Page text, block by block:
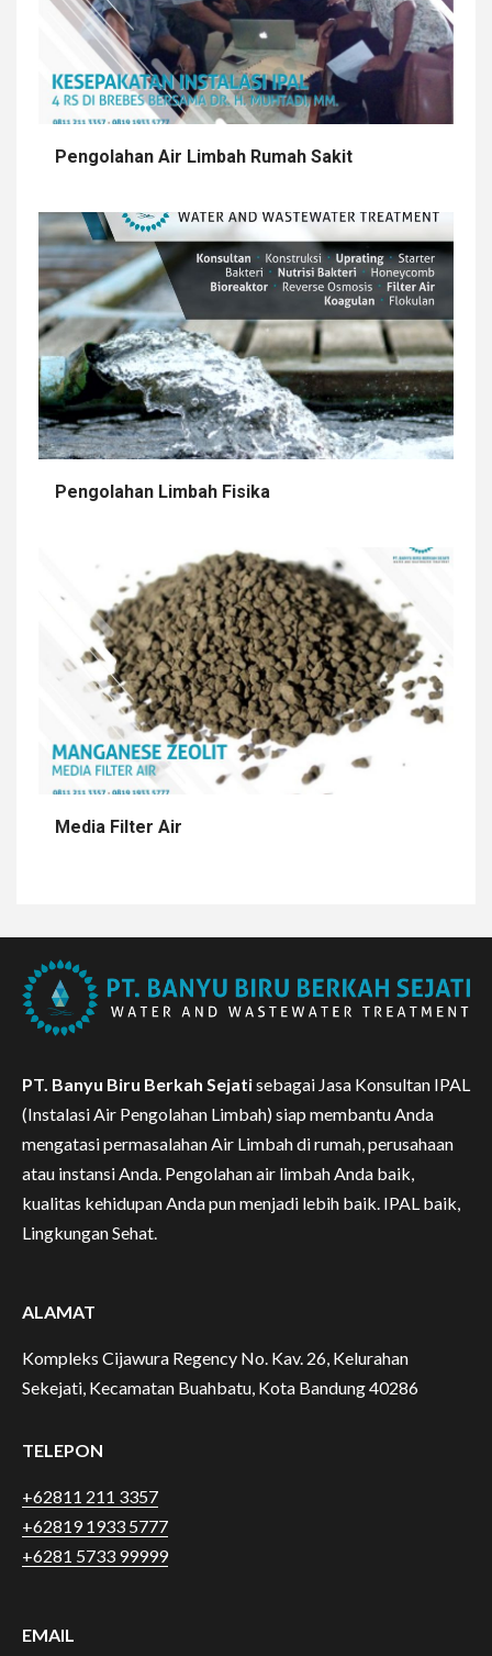
Pengolahan Air Limbah Rumah Sakit
Pengolahan Limbah Fisika
Media Filter Air
PT. Banyu Biru Berkah Sejatisebagai Jasa Konsultan IPAL
(Instalasi Air Pengolahan Limbah) siap membantu Anda
mengatasi permasalahan Air Limbah di rumah, perusahaan
atau instansi Anda. Pengolahan air limbah Anda baik,
kualitas kehidupan Anda pun menjadi lebih baik. IPAL baik,
Lingkungan Sehat.
ALAMAT
Kompleks Cijawura Regency No. Kav. 26, Kelurahan
Sekejati, Kecamatan Buahbatu, Kota Bandung 40286
TELEPON
+62811 211 3357
+62819 1933 5777
+6281 5733 99999
EMAIL